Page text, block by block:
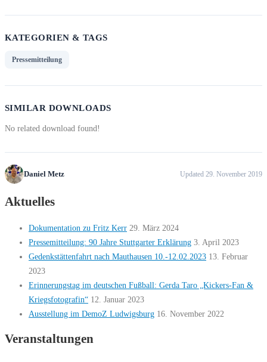
KATEGORIEN & TAGS
Pressemitteilung
SIMILAR DOWNLOADS
No related download found!
Daniel Metz Updated 29. November 2019
Aktuelles
Dokumentation zu Fritz Kerr 29. März 2024
Pressemitteilung: 90 Jahre Stuttgarter Erklärung 3. April 2023
Gedenkstättenfahrt nach Mauthausen 10.-12.02.2023 13. Februar
2023
Erinnerungstag im deutschen Fußball: Gerda Taro „Kickers-Fan &
Kriegsfotografin“ 12. Januar 2023
Ausstellung im DemoZ Ludwigsburg 16. November 2022
Veranstaltungen